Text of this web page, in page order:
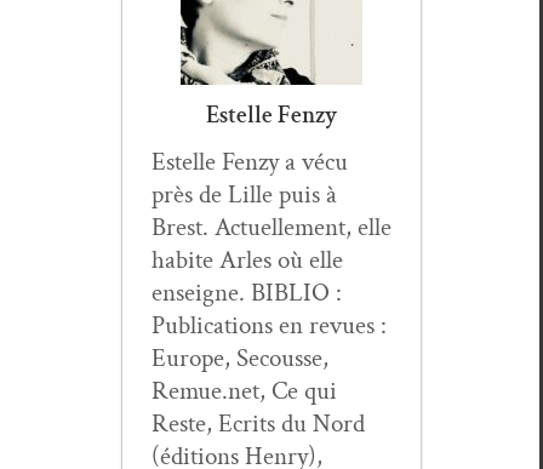
Estelle Fenzy
Estelle Fen­zy a vécu
près de Lille puis à
Brest. Actuelle­ment, elle
habite Arles où elle
enseigne. BIBLIO :
Pub­li­ca­tions en revues :
Europe, Sec­ousse,
Remue.net, Ce qui
Reste, Ecrits du Nord
(édi­tions Hen­ry),